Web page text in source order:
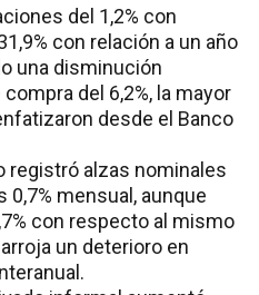
del 1,2% con
con relación a un año
una disminución
del 6,2%, la mayor
desde el Banco
registró alzas nominales
0,7% mensual, aunque
con respecto al mismo
un deterioro en